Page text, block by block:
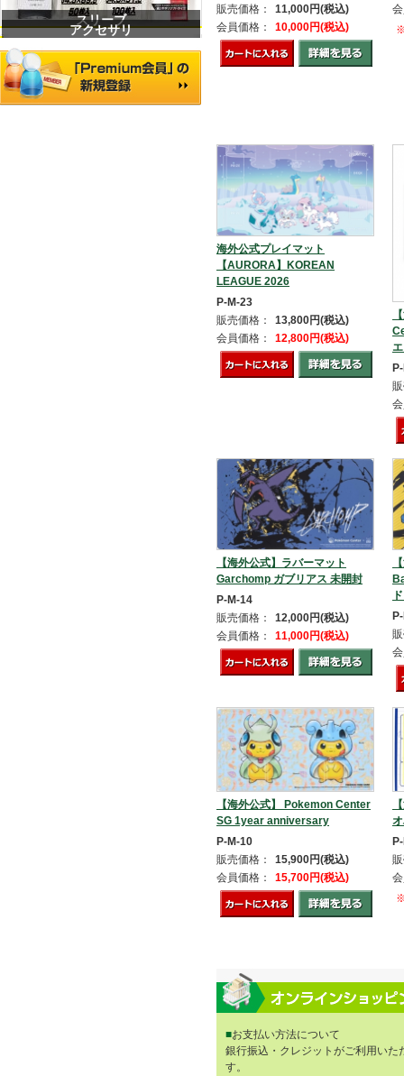
販売価格：
11,000円(税込)
会員価格：
10,000円(税込)
海外公式プレイマット
【AURORA】KOREAN
LEAGUE 2026
P-M-23
販売価格：
13,800円(税込)
会員価格：
12,800円(税込)
【海外公式】ラバーマット
Garchomp ガブリアス 未開封
P-M-14
販売価格：
12,000円(税込)
会員価格：
11,000円(税込)
【海外公式】 Pokemon Center
SG 1year anniversary
P-M-10
販売価格：
15,900円(税込)
会員価格：
15,700円(税込)
■お支払い方法について
銀行振込・クレジットがご利用いた
す。
スリーブ
アクセサリ